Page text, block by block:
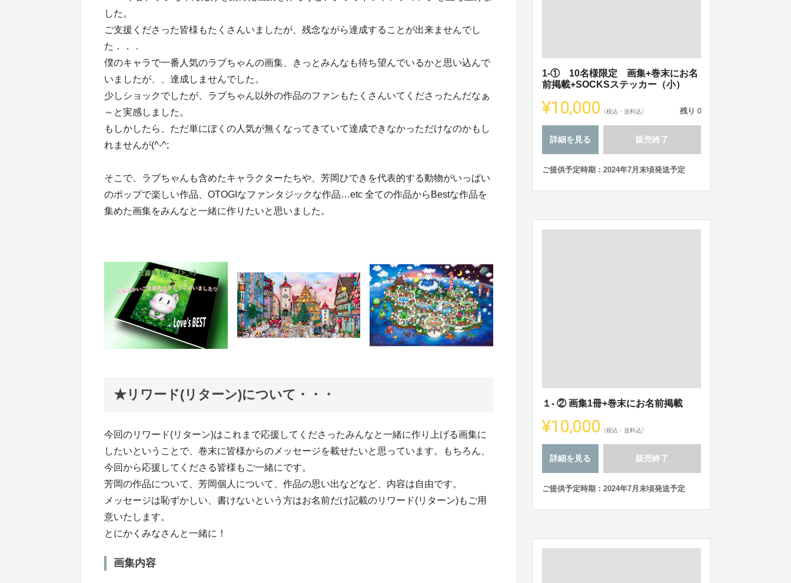
した。
ご支援くださった皆様もたくさんいましたが、残念ながら達成することが出来ませんでし
た．．．
僕のキャラで一番人気のラブちゃんの画集、きっとみんなも待ち望んでいるかと思い込んで
いましたが、、達成しませんでした。
少しショックでしたが、ラブちゃん以外の作品のファンもたくさんいてくださったんだなぁ
～と実感しました。
もしかしたら、ただ単にぼくの人気が無くなってきていて達成できなかっただけなのかもし
れませんが(^-^;
そこで、ラブちゃんも含めたキャラクターたちや、芳岡ひできを代表的する動物がいっぱい
のポップで楽しい作品、OTOGIなファンタジックな作品…etc 全ての作品からBestな作品を
集めた画集をみんなと一緒に作りたいと思いました。
★リワード(リターン)について・・・
今回のリワード(リターン)はこれまで応援してくださったみんなと一緒に作り上げる画集に
したいということで、巻末に皆様からのメッセージを載せたいと思っています。もちろん、
今回から応援してくださる皆様もご一緒にです。
芳岡の作品について、芳岡個人について、作品の思い出などなど、内容は自由です。
メッセージは恥ずかしい、書けないという方はお名前だけ記載のリワード(リターン)もご用
意いたします。
とにかくみなさんと一緒に！
画集内容
1-① 10名様限定 画集+巻末にお名
前掲載+SOCKSステッカー（小）
¥10,000 (税込・送料込) 残り 0
詳細を見る 販売終了
ご提供予定時期：2024年7月末頃発送予定
１- ② 画集1冊+巻末にお名前掲載
¥10,000 (税込・送料込)
詳細を見る 販売終了
ご提供予定時期：2024年7月末頃発送予定